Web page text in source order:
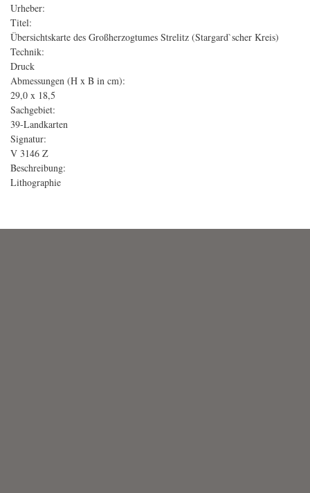
Urheber:
Titel:
Übersichtskarte des Großherzogtumes Strelitz (Stargard`scher Kreis)
Technik:
Druck
Abmessungen (H x B in cm):
29,0 x 18,5
Sachgebiet:
39-Landkarten
Signatur:
V 3146 Z
Beschreibung:
Lithographie